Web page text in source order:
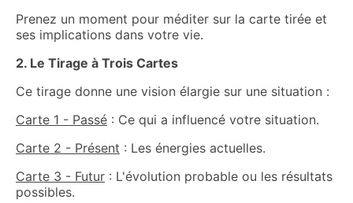
Prenez un moment pour méditer sur la carte tirée et
ses implications dans votre vie.
2. Le Tirage à Trois Cartes
Ce tirage donne une vision élargie sur une situation :
Carte 1 - Passé : Ce qui a influencé votre situation.
Carte 2 - Présent : Les énergies actuelles.
Carte 3 - Futur : L'évolution probable ou les résultats
possibles.